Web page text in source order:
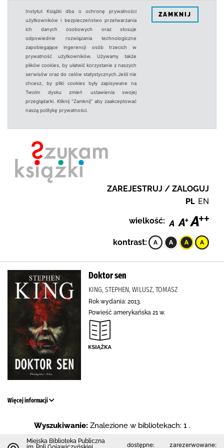
Instytut Książki dba o ochronę prywatności
użytkowników i bezpieczeństwo przetwarzania
ich danych osobowych oraz stosuje
odpowiednie rozwiązania technologiczne
zapobiegające ingerencji osób trzecich w
prywatność użytkowników. Używamy także
plików cookies, by ułatwić korzystanie z naszych
serwisów oraz do celów statystycznych.Jeśli nie
chcesz, by pliki cookies były zapisywane na
Twoim dysku zmień ustawienia swojej
przeglądarki. Kliknij "Zamknij" aby zaakceptować
naszą politykę prywatności.
ZAMKNIJ
ZAREJESTRUJ / ZALOGUJ
PL EN
wielkość:
kontrast:
Doktor sen
KING, STEPHEN, WILUSZ, TOMASZ
Rok wydania: 2013.
Powieść amerykańska 21 w.
Więcej informacji
Wyszukiwanie: Znalezione w bibliotekach: 1 .
Miejska Biblioteka Publiczna
dostępne: zarezerwowane: